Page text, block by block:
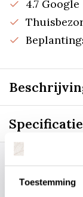
Toestemming
4.7 Google
tussen?